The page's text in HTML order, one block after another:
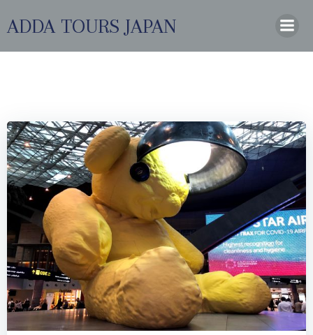
ン
キ
ッ
プ
ADDA TOURS JAPAN